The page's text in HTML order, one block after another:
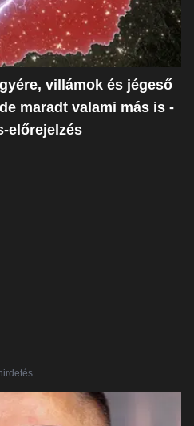
villámok és jégeső
maradt valami más is -
előrejelzés
hirdetés